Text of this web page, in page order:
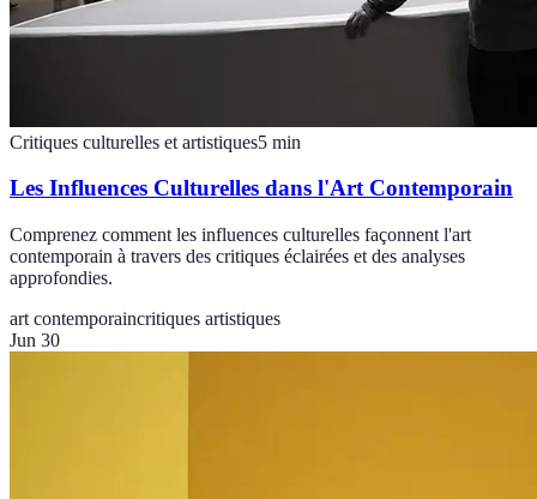
Critiques culturelles et artistiques5 min
Les Influences Culturelles dans l'Art Contemporain
Comprenez comment les influences culturelles façonnent l'art
contemporain à travers des critiques éclairées et des analyses
approfondies.
art contemporaincritiques artistiques
Jun 30